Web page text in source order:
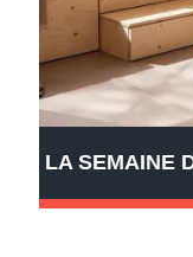
LA SEMAINE